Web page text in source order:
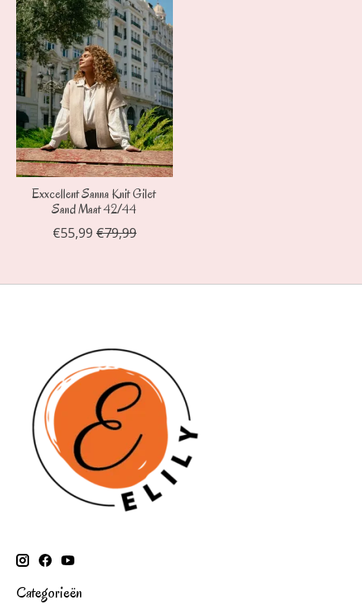
Exxcellent Sanna Knit Gilet
Sand Maat 42/44
€55,99 €79,99
Categorieën